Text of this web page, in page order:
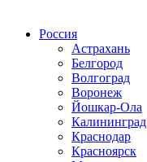
Россия
Астрахань
Белгород
Волгоград
Воронеж
Йошкар-Ола
Калининград
Краснодар
Красноярск